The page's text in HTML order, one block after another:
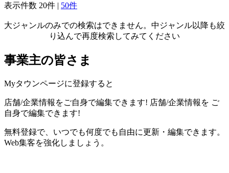
表示件数 20件 | 50件
大ジャンルのみでの検索はできません。中ジャンル以降も絞
り込んで再度検索してみてください
事業主の皆さま
Myタウンページに登録すると
店舗/企業情報をご自身で編集できます! 店舗/企業情報を ご
自身で編集できます!
無料登録で、いつでも何度でも自由に更新・編集できます。
Web集客を強化しましょう。